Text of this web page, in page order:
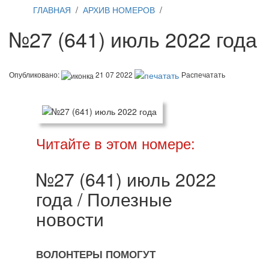
ГЛАВНАЯ / АРХИВ НОМЕРОВ /
№27 (641) июль 2022 года
Опубликовано: 21 07 2022 Распечатать
Читайте в этом номере:
№27 (641) июль 2022
года / Полезные
новости
ВОЛОНТЕРЫ ПОМОГУТ